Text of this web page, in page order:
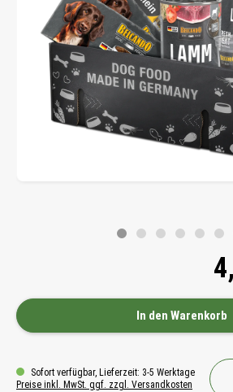
In den Warenkorb
Sofort verfügbar, Lieferzeit: 3-5 Werktage
Preise inkl. MwSt. ggf. zzgl. Versandkosten